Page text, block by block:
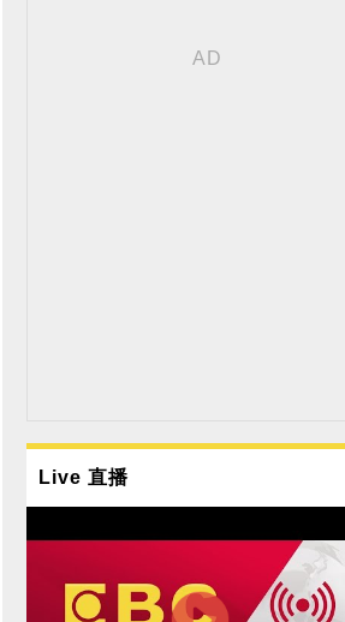
Live 直播